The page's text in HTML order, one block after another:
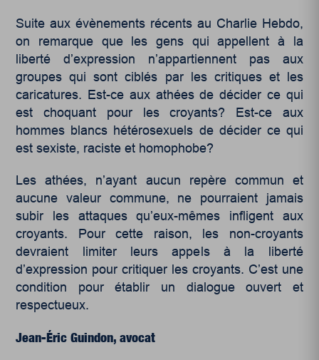
Suite aux évènements récents au Charlie Hebdo,
on remarque que les gens qui appellent à la
liberté d’expression n’appartiennent pas aux
groupes qui sont ciblés par les critiques et les
caricatures. Est-ce aux athées de décider ce qui
est choquant pour les croyants? Est-ce aux
hommes blancs hétérosexuels de décider ce qui
est sexiste, raciste et homophobe?
Les athées, n’ayant aucun repère commun et
aucune valeur commune, ne pourraient jamais
subir les attaques qu’eux-mêmes infligent aux
croyants. Pour cette raison, les non-croyants
devraient limiter leurs appels à la liberté
d’expression pour critiquer les croyants. C’est une
condition pour établir un dialogue ouvert et
respectueux.
Jean-Éric Guindon, avocat